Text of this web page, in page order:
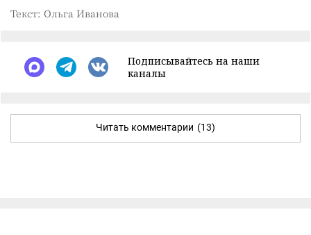
Текст: Ольга Иванова
Подписывайтесь на наши
каналы
Читать комментарии (13)